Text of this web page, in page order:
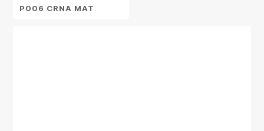
P006 CRNA MAT